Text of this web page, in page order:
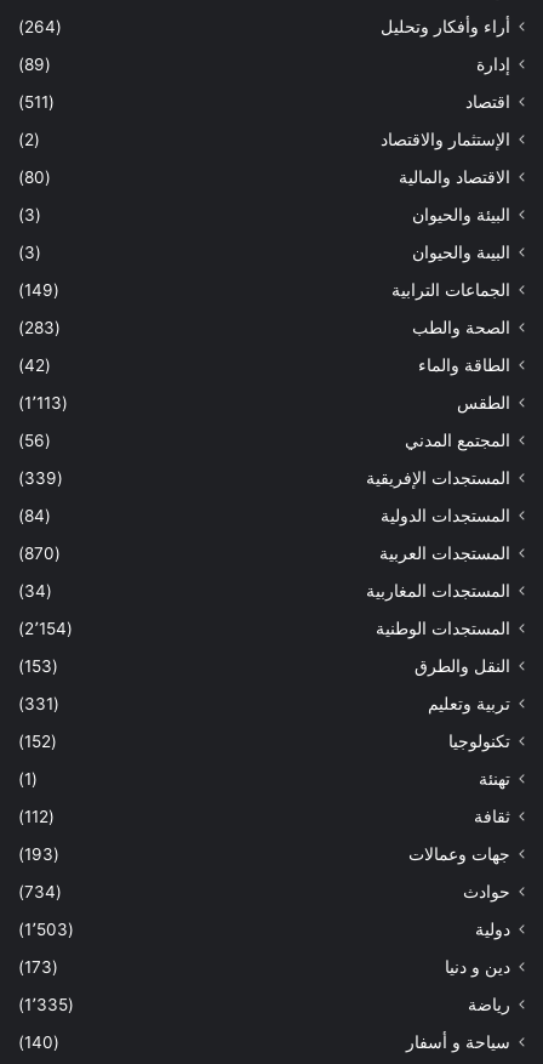
أراء وأفكار وتحليل
(264)
إدارة
(89)
اقتصاد
(511)
الإستثمار والاقتصاد
(2)
الاقتصاد والمالية
(80)
البيئة والحيوان
(3)
البيىة والحيوان
(3)
الجماعات الترابية
(149)
الصحة والطب
(283)
الطاقة والماء
(42)
الطقس
(1٬113)
المجتمع المدني
(56)
المستجدات الإفريقية
(339)
المستجدات الدولية
(84)
المستجدات العربية
(870)
المستجدات المغاربية
(34)
المستجدات الوطنية
(2٬154)
النقل والطرق
(153)
تربية وتعليم
(331)
تكنولوجيا
(152)
تهنئة
(1)
ثقافة
(112)
جهات وعمالات
(193)
حوادث
(734)
دولية
(1٬503)
دين و دنيا
(173)
رياضة
(1٬335)
سياحة و أسفار
(140)